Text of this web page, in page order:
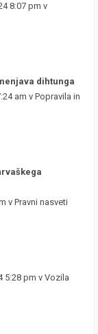
8:07 pm v
dihtunga
am vPopravila in
vPravni nasveti
5:28 pm v Vozila